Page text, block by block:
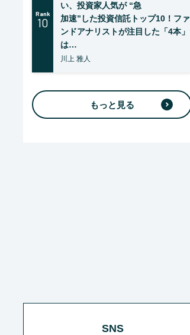
Rank
10
い、投資家人気が “急
加速”した投資信託トップ10！ファ
ンドアナリストが注目した「4本」
は…
川上 雅人
もっと見る
SNS